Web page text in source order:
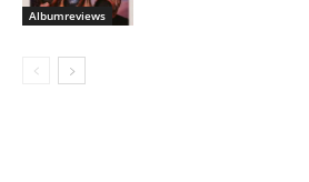
Albumreviews